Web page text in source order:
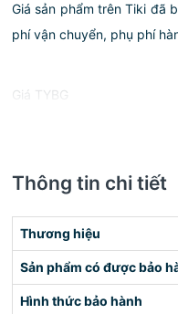
Giá sản phẩm trên Tiki đã
phí vận chuyển, phụ phí
Giá TYBG
Thông tin chi tiết
Thương hiệu
Sản phẩm có được bảo
Hình thức bảo hành